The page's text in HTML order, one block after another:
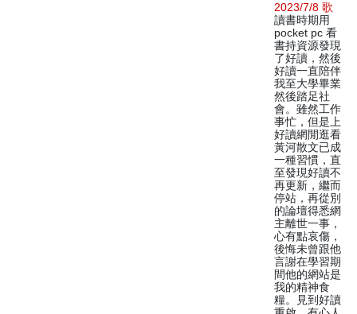
2023/7/8 歌
讀書時期用
pocket pc 看
書持資源發現
了好讀，然後
好讀一直陪伴
我至大學畢業
然後踏足社
會。雖然工作
事忙，但是上
好讀網閒逛看
黃河散文已成
一種習慣，直
至發現好讀不
再更新，繼而
停站，再從別
的論壇得悉網
主離世一事，
心有點哀傷，
後悔未曾跟他
言謝在學習期
間他的網站是
我的精神食
糧。見到好讀